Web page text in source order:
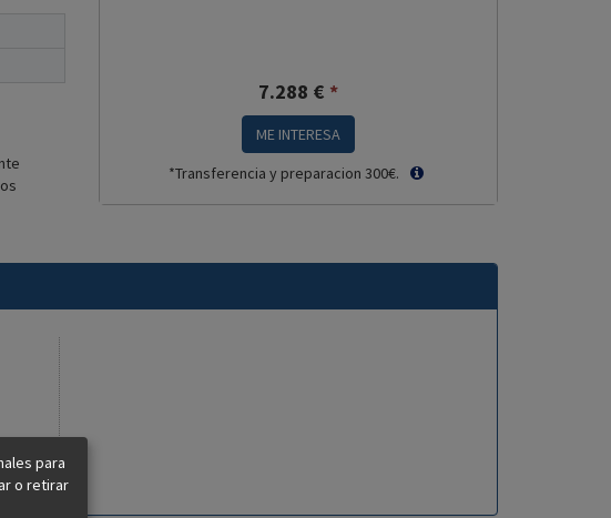
7.288 € *
ME INTERESA
*Transferencia y preparacion 300€.
para
o retirar